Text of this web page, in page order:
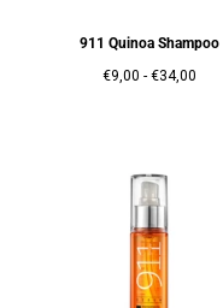
911 Quinoa Shampoo
Mindestpreis
€9,00 - Höchstpreis
€34,00